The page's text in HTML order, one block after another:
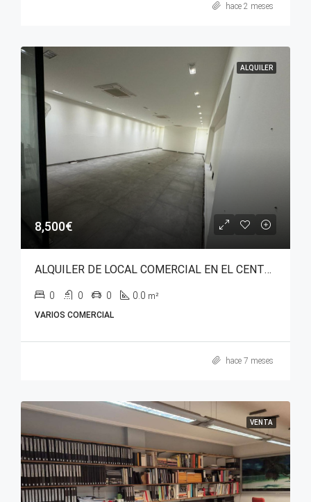
hace 2 meses
ALQUILER
8,500€
ALQUILER DE LOCAL COMERCIAL EN EL CENTRO DE VITORIA
0 0 0 0.0 m²
VARIOS COMERCIAL
hace 7 meses
VENTA